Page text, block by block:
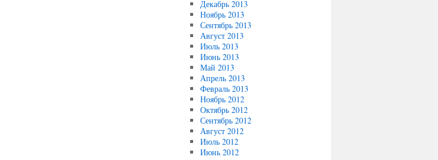
Декабрь 2013
Ноябрь 2013
Сентябрь 2013
Август 2013
Июль 2013
Июнь 2013
Май 2013
Апрель 2013
Февраль 2013
Ноябрь 2012
Октябрь 2012
Сентябрь 2012
Август 2012
Июль 2012
Июнь 2012